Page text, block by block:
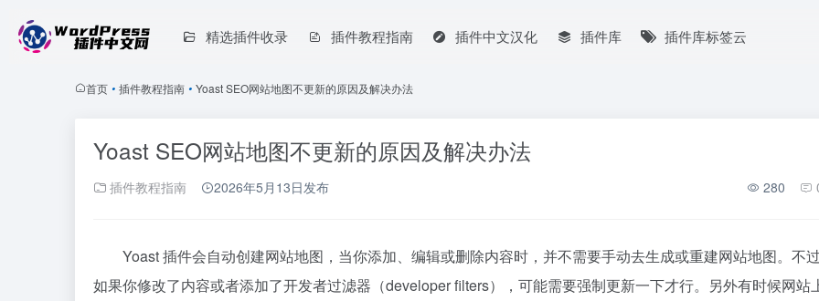
精选插件收录 插件教程指南 插件中文汉化 插件库 插件库标签云
首页 • 插件教程指南 • Yoast SEO网站地图不更新的原因及解决办法
Yoast SEO网站地图不更新的原因及解决办法
插件教程指南 2026年5月13日发布 280
Yoast 插件会自动创建网站地图，当你添加、编辑或删除内容时，并不需要手动去生成或重建网站地图。不
如果你修改了内容或者添加了开发者过滤器（developer filters），可能需要强制更新一下才行。另外有时候网站